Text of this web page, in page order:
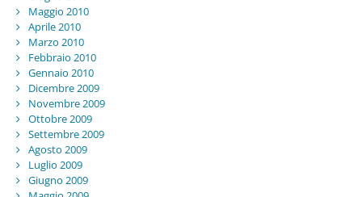
Maggio 2010
Aprile 2010
Marzo 2010
Febbraio 2010
Gennaio 2010
Dicembre 2009
Novembre 2009
Ottobre 2009
Settembre 2009
Agosto 2009
Luglio 2009
Giugno 2009